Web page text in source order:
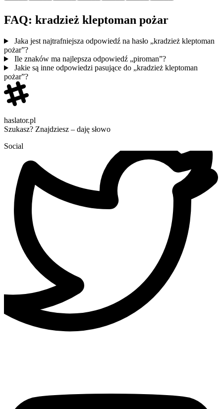
FAQ: kradzież kleptoman pożar
Jaka jest najtrafniejsza odpowiedź na hasło „kradzież kleptoman
pożar”?
Ile znaków ma najlepsza odpowiedź „piroman”?
Jakie są inne odpowiedzi pasujące do „kradzież kleptoman
pożar”?
haslator.pl
Szukasz? Znajdziesz – daję słowo
Social